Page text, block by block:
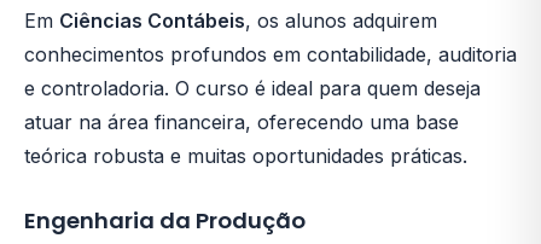
Em Ciências Contábeis, os alunos adquirem
conhecimentos profundos em contabilidade, auditoria
e controladoria. O curso é ideal para quem deseja
atuar na área financeira, oferecendo uma base
teórica robusta e muitas oportunidades práticas.
Engenharia da Produção